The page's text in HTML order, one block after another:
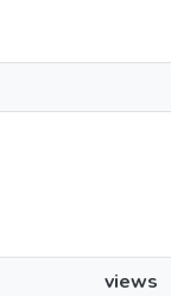
views